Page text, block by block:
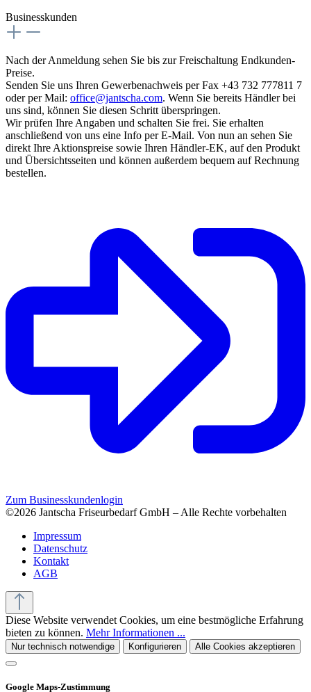
Businesskunden
Nach der Anmeldung sehen Sie bis zur Freischaltung Endkunden-
Preise.
Senden Sie uns Ihren Gewerbenachweis per Fax +43 732 777811 7
oder per Mail: office@jantscha.com. Wenn Sie bereits Händler bei
uns sind, können Sie diesen Schritt überspringen.
Wir prüfen Ihre Angaben und schalten Sie frei. Sie erhalten
anschließend von uns eine Info per E-Mail. Von nun an sehen Sie
direkt Ihre Aktionspreise sowie Ihren Händler-EK, auf den Produkt
und Übersichtsseiten und können außerdem bequem auf Rechnung
bestellen.
Zum Businesskundenlogin
©2026 Jantscha Friseurbedarf GmbH – Alle Rechte vorbehalten
Impressum
Datenschutz
Kontakt
AGB
Diese Website verwendet Cookies, um eine bestmögliche Erfahrung
bieten zu können. Mehr Informationen ...
Nur technisch notwendige Konfigurieren Alle Cookies akzeptieren
Google Maps-Zustimmung